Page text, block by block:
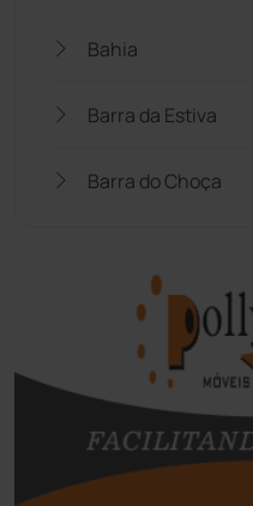
Bahia
Barra da Estiva
Barra do Choça
Bom Jesus da Lapa
Boquira
Botuporã